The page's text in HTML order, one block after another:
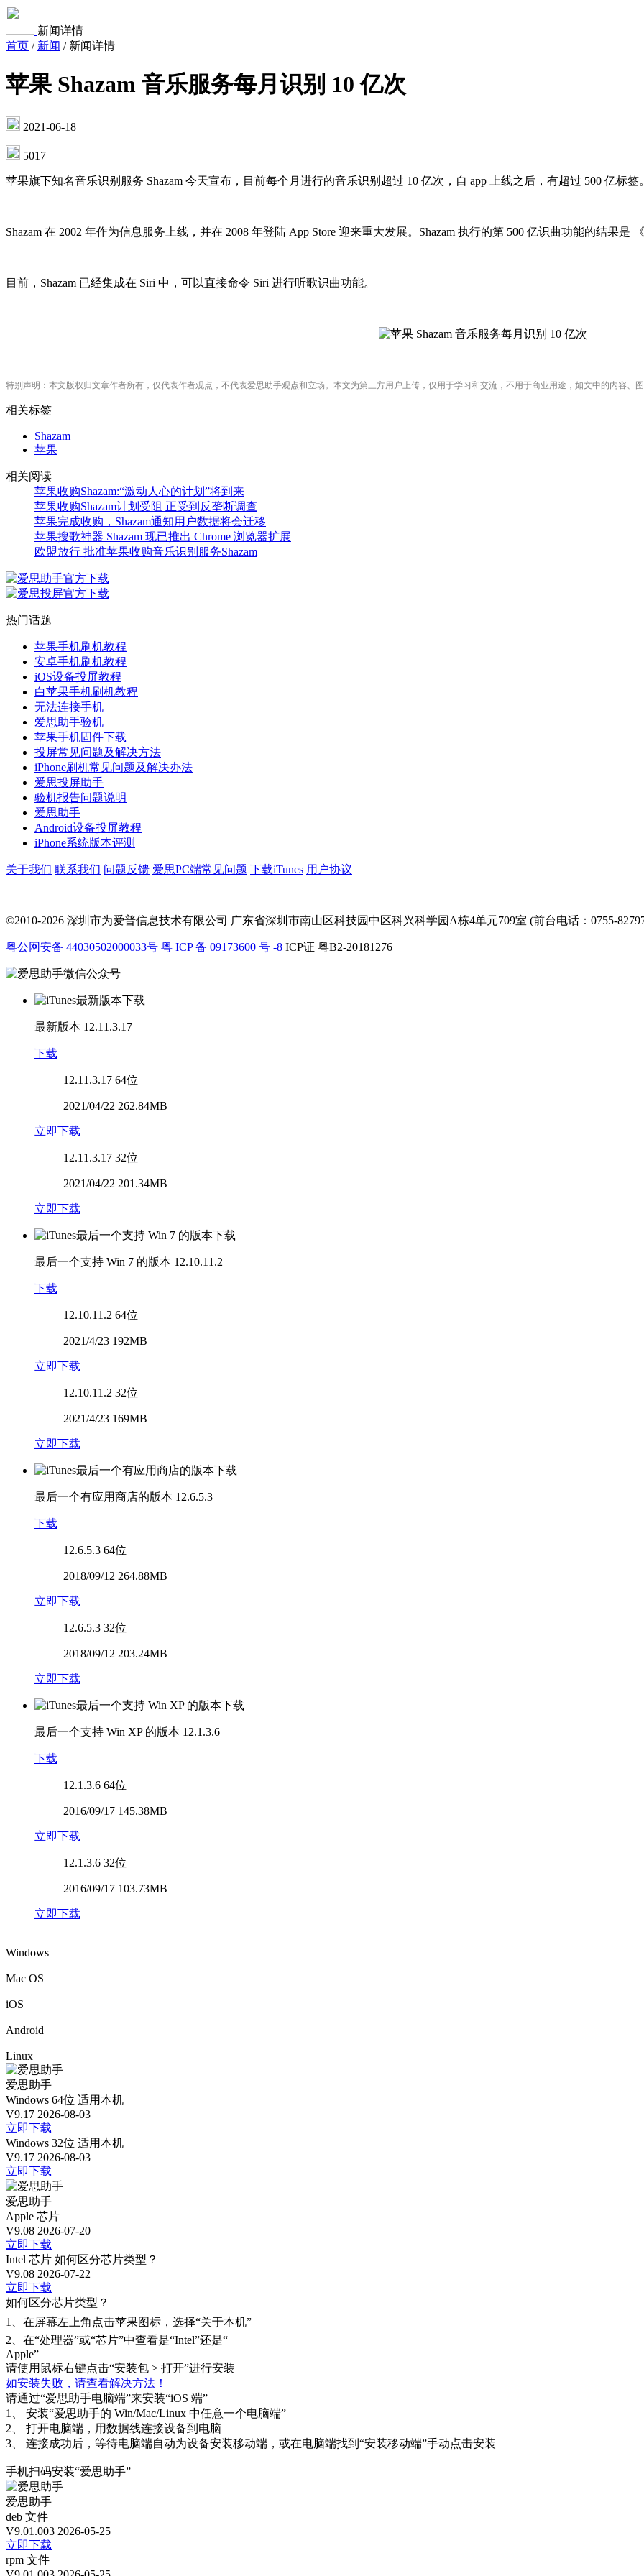
新闻详情
首页 / 新闻 / 新闻详情
苹果 Shazam 音乐服务每月识别 10 亿次
2021-06-18
5017
苹果旗下知名音乐识别服务 Shazam 今天宣布，目前每个月进行的音乐识别超过 10 亿次，自 app 上线之后，有超过 500 亿标签
Shazam 在 2002 年作为信息服务上线，并在 2008 年登陆 App Store 迎来重大发展。Shazam 执行的第 500 亿识曲功能的结果
目前，Shazam 已经集成在 Siri 中，可以直接命令 Siri 进行听歌识曲功能。
特别声明：本文版权归文章作者所有，仅代表作者观点，不代表爱思助手观点和立场。本文为第三方用户上传，仅用于学习和交流，不用于商业用途，如文中的内容、
相关标签
Shazam
苹果
相关阅读
苹果收购Shazam:“激动人心的计划”将到来
苹果收购Shazam计划受阻 正受到反垄断调查
苹果完成收购，Shazam通知用户数据将会迁移
苹果搜歌神器 Shazam 现已推出 Chrome 浏览器扩展
欧盟放行 批准苹果收购音乐识别服务Shazam
热门话题
苹果手机刷机教程
安卓手机刷机教程
iOS设备投屏教程
白苹果手机刷机教程
无法连接手机
爱思助手验机
苹果手机固件下载
投屏常见问题及解决方法
iPhone刷机常见问题及解决办法
爱思投屏助手
验机报告问题说明
爱思助手
Android设备投屏教程
iPhone系统版本评测
关于我们 联系我们 问题反馈 爱思PC端常见问题 下载iTunes 用户协议
©2010-2026 深圳市为爱普信息技术有限公司 广东省深圳市南山区科技园中区科兴科学园A栋4单元709室 (前台电话：0755-
粤公网安备 44030502000033号 粤 ICP 备 09173600 号 -8 ICP证 粤B2-20181276
最新版本 12.11.3.17
下载
12.11.3.17 64位
2021/04/22 262.84MB
立即下载
12.11.3.17 32位
2021/04/22 201.34MB
立即下载
最后一个支持 Win 7 的版本 12.10.11.2
下载
12.10.11.2 64位
2021/4/23 192MB
立即下载
12.10.11.2 32位
2021/4/23 169MB
立即下载
最后一个有应用商店的版本 12.6.5.3
下载
12.6.5.3 64位
2018/09/12 264.88MB
立即下载
12.6.5.3 32位
2018/09/12 203.24MB
立即下载
最后一个支持 Win XP 的版本 12.1.3.6
下载
12.1.3.6 64位
2016/09/17 145.38MB
立即下载
12.1.3.6 32位
2016/09/17 103.73MB
立即下载
Windows
Mac OS
iOS
Android
Linux
爱思助手
Windows 64位 适用本机
V9.17 2026-08-03
立即下载
Windows 32位 适用本机
V9.17 2026-08-03
立即下载
爱思助手
Apple 芯片
V9.08 2026-07-20
立即下载
Intel 芯片 如何区分芯片类型？
V9.08 2026-07-22
立即下载
如何区分芯片类型？
1、 在屏幕左上角点击苹果图标，选择“关于本机”
2、 在“处理器”或“芯片”中查看是“Intel”还是“
Apple”
请使用鼠标右键点击“安装包 > 打开”进行安装
如安装失败，请查看解决方法！
请通过“爱思助手电脑端”来安装“iOS 端”
1、
安装“爱思助手的 Win/Mac/Linux 中任意一个电脑端”
2、
打开电脑端，用数据线连接设备到电脑
3、
连接成功后，等待电脑端自动为设备安装移动端，或在电脑端找到“安装移动端”手动点击安装
手机扫码安装“爱思助手”
爱思助手
deb 文件
V9.01.003 2026-05-25
立即下载
rpm 文件